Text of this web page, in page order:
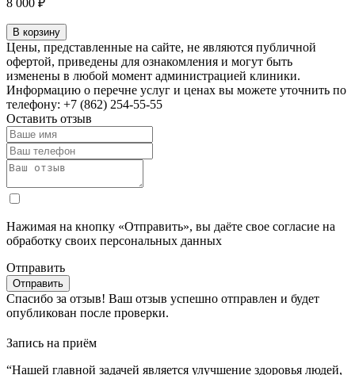
8 000 ₽
В корзину
Цены, представленные на сайте, не являются публичной
офертой, приведены для ознакомления и могут быть
изменены в любой момент администрацией клиники.
Информацию о перечне услуг и ценах вы можете уточнить по
телефону: +7 (862) 254-55-55
Оставить отзыв
Нажимая на кнопку «Отправить», вы даёте свое согласие на
обработку своих персональных данных
Отправить
Спасибо за отзыв! Ваш отзыв успешно отправлен и будет
опубликован после проверки.
Запись на приём
“Нашей главной задачей является улучшение здоровья людей,